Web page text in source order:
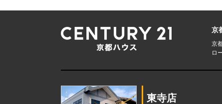
京
京
ロ
東寺店